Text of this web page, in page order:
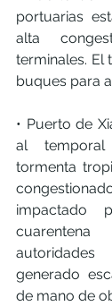
portuarias
alta
terminales. El
buques para
• Puerto de
al
tormenta
impactado
generado
de mano de